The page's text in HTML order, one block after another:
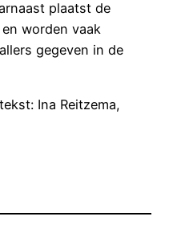
plaatst de
worden vaak
gegeven in de
Ina Reitzema,